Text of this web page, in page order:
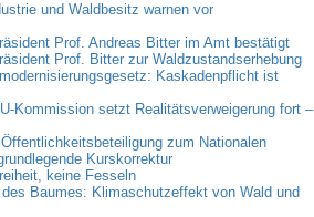
und Waldbesitz warnen vor
Prof. Andreas Bitter im Amt bestätigt
Prof. Bitter zur Waldzustandserhebung
Kaskadenpflicht ist
Kommission setzt Realitätsverweigerung fort –
zum Nationalen
Kurskorrektur
keine Fesseln
Baumes: Klimaschutzeffekt von Wald und